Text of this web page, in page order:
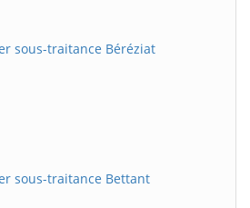
sous-traitance Béréziat
sous-traitance Bettant